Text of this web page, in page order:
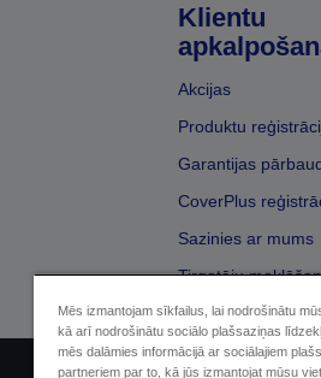
Klientu
Akcijas
Produktu
Garantijas
CoverPlus
Sazinies ar mums
Tirgotāju
Mēs izmantojam sīkfailus, lai nodrošinātu
kā arī nodrošinātu sociālo plašsaziņas
mēs dalāmies informācijā ar sociālajiem
partneriem par to, kā jūs izmantojat mūsu